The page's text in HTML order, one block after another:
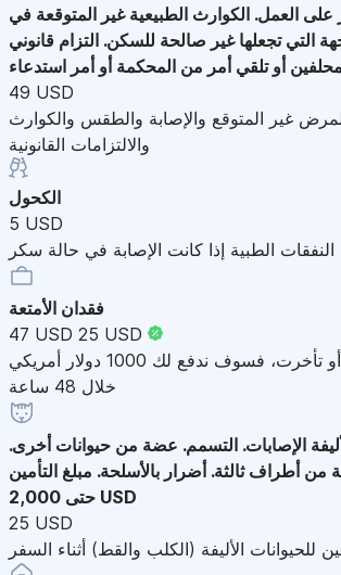
العمل. الكوارث الطبيعية غير المتوقعة في
التي تجعلها غير صالحة للسكن. التزام قانوني
49 USD
غير المتوقع والإصابة والطقس والكوارث
والالتزامات القانونية
الكحول
5 USD
الطبية إذا كانت الإصابة في حالة سكر
فقدان الأمتعة
47 USD 25 USD
إذا فقدت أمتعتك أو تأخرت، فسوف ندفع لك 1000 دولار أمريكي
خلال 48 ساعة
الإصابات. التسمم. عضة من حيوانات أخرى.
من أطراف ثالثة. أضرار بالأسلحة. مبلغ التأمين
حتى 2,000 USD
25 USD
للحيوانات الأليفة (الكلب والقط) أثناء السفر